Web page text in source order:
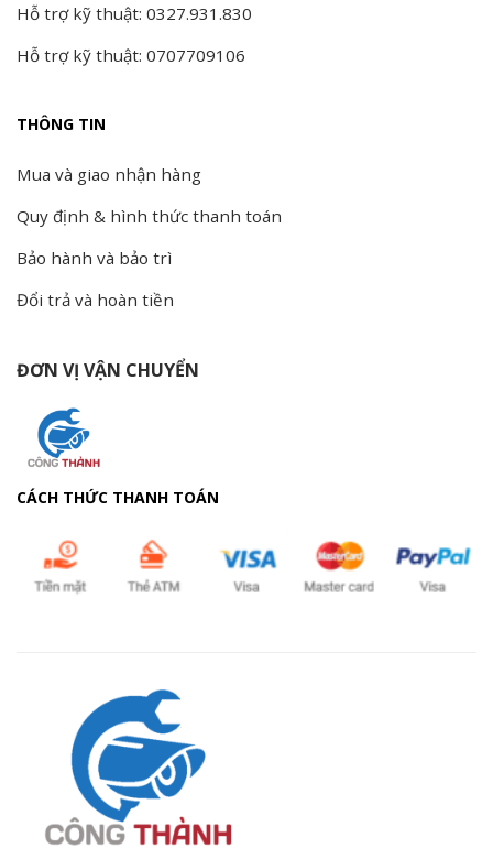
Hỗ trợ kỹ thuật: 0327.931.830
Hỗ trợ kỹ thuật: 0707709106
THÔNG TIN
Mua và giao nhận hàng
Quy định & hình thức thanh toán
Bảo hành và bảo trì
Đổi trả và hoàn tiền
ĐƠN VỊ VẬN CHUYỂN
CÁCH THỨC THANH TOÁN